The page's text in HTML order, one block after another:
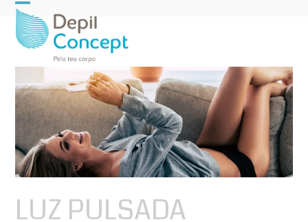
Open
mobile
menu
Close
mobile
menu
LUZ PULSADA